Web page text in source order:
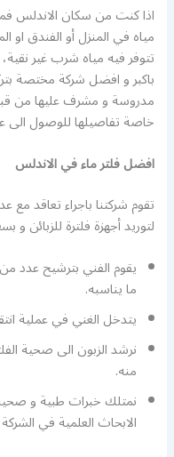
اذا كنت من سكان الاندلس
مياه في المنزل أو الفندق او
تتوفر فيه مياه شرب غير
باكبر و افضل شركة مختصة
مدروسة و مشرف عليها من
خاصة تفاصيلها للوصول
افضل فلتر ماء في الاندلس
تقوم شركتنا باجراء تعاقد مع
لتوريد أجهزة فلترة للزبائن و
يقوم الفني بترشيح عدد من
ما يناسبه.
يتدخل الغني في عملية
نرشد الزبون الى صحية
منه.
نمتلك خبرات طبية و
الابحاث العلمية في الشركة